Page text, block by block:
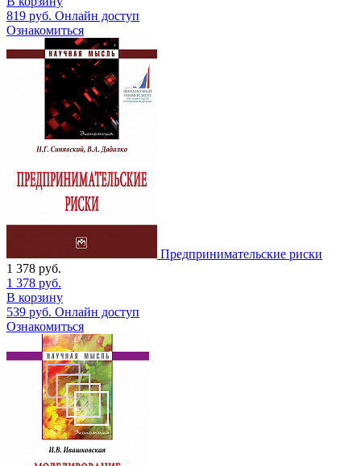
819 руб. Онлайн доступ
Ознакомиться
Предпринимательские риски
1 378 руб.
1 378 руб.
В корзину
539 руб. Онлайн доступ
Ознакомиться